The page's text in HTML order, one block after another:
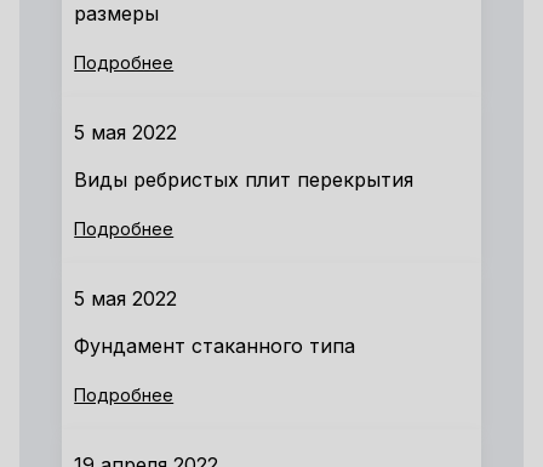
размеры
Подробнее
5 мая 2022
Виды ребристых плит перекрытия
Подробнее
5 мая 2022
Фундамент стаканного типа
Подробнее